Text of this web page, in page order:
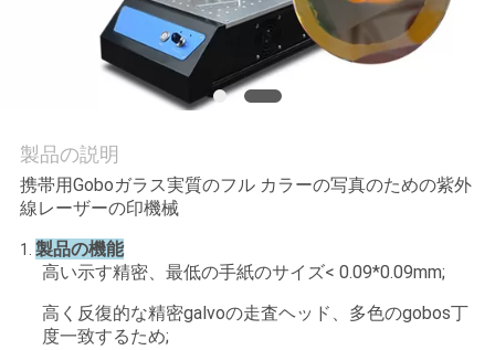
し
な
さ
製品の説明
携帯用Goboガラス実質のフル カラーの写真のための紫外
線レーザーの印機械
1. 製品の機能
高い示す精密、最低の手紙のサイズ< 0.09*0.09mm;
高く反復的な精密galvoの走査ヘッド、多色のgobos丁
度一致するため;